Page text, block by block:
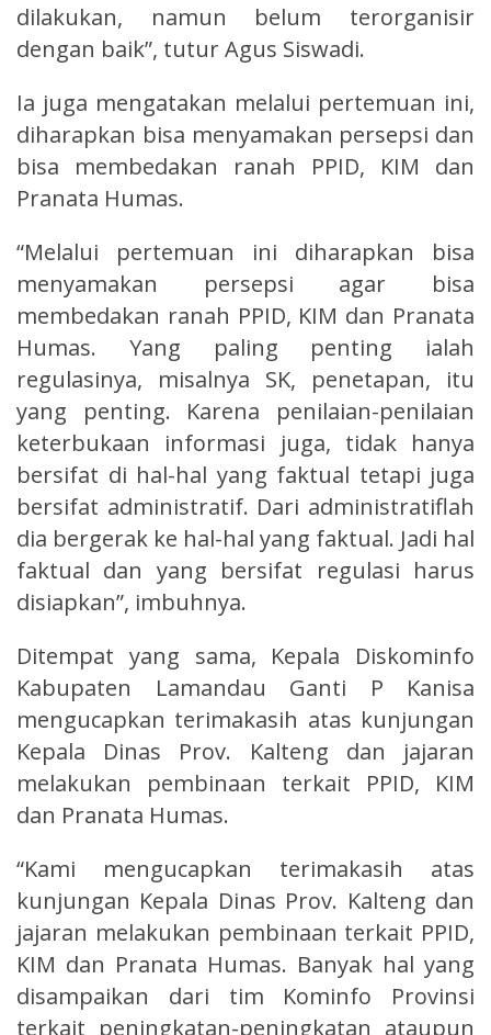
dilakukan, namun belum terorganisir
dengan baik”, tutur Agus Siswadi.
Ia juga mengatakan melalui pertemuan ini,
diharapkan bisa menyamakan persepsi dan
bisa membedakan ranah PPID, KIM dan
Pranata Humas.
“Melalui pertemuan ini diharapkan bisa
menyamakan persepsi agar bisa
membedakan ranah PPID, KIM dan Pranata
Humas. Yang paling penting ialah
regulasinya, misalnya SK, penetapan, itu
yang penting. Karena penilaian-penilaian
keterbukaan informasi juga, tidak hanya
bersifat di hal-hal yang faktual tetapi juga
bersifat administratif. Dari administratiflah
dia bergerak ke hal-hal yang faktual. Jadi hal
faktual dan yang bersifat regulasi harus
disiapkan”, imbuhnya.
Ditempat yang sama, Kepala Diskominfo
Kabupaten Lamandau Ganti P Kanisa
mengucapkan terimakasih atas kunjungan
Kepala Dinas Prov. Kalteng dan jajaran
melakukan pembinaan terkait PPID, KIM
dan Pranata Humas.
“Kami mengucapkan terimakasih atas
kunjungan Kepala Dinas Prov. Kalteng dan
jajaran melakukan pembinaan terkait PPID,
KIM dan Pranata Humas. Banyak hal yang
disampaikan dari tim Kominfo Provinsi
terkait peningkatan-peningkatan ataupun